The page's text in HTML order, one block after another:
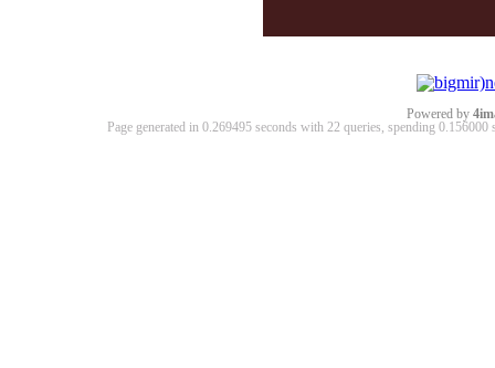
Powered by
Page generated in 0.269495 seconds with 22 queries, spending